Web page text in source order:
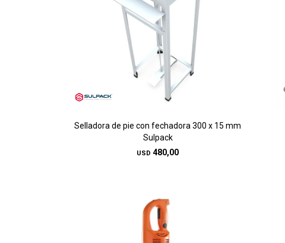
Selladora de pie con fechadora 300 x 15 mm
Sulpack
USD 480,00